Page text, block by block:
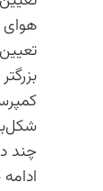
هوای
چند